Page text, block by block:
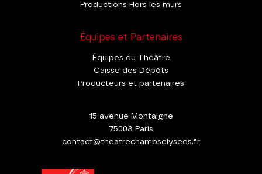
Productions Hors les murs
Équipes et Partenaires
Équipes du Théâtre
Caisse des Dépôts
Producteurs et partenaires
15 avenue Montaigne
75008 Paris
contact@theatrechampselysees.fr